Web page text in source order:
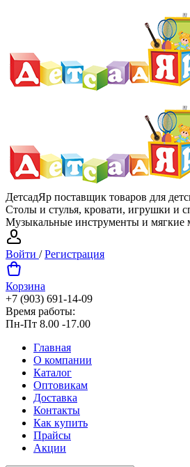
ДетсадЯр поставщик товаров для
Столы и стулья, кровати, игрушки и
Музыкальные инструменты и мягкие
Войти /Регистрация
Корзина
+7 (903) 691-14-09
Время работы:
Пн-Пт 8.00 -17.00
Главная
О компании
Каталог
Оптовикам
Доставка
Контакты
Как купить
Прайсы
Акции